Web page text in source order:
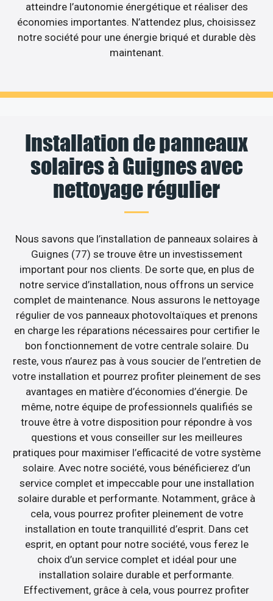
atteindre l’autonomie énergétique et réaliser des
économies importantes. N’attendez plus, choisissez
notre société pour une énergie briqué et durable dès
maintenant.
Installation de panneaux
solaires à Guignes avec
nettoyage régulier
Nous savons que l’installation de panneaux solaires à
Guignes (77) se trouve être un investissement
important pour nos clients. De sorte que, en plus de
notre service d’installation, nous offrons un service
complet de maintenance. Nous assurons le nettoyage
régulier de vos panneaux photovoltaïques et prenons
en charge les réparations nécessaires pour certifier le
bon fonctionnement de votre centrale solaire. Du
reste, vous n’aurez pas à vous soucier de l’entretien de
votre installation et pourrez profiter pleinement de ses
avantages en matière d’économies d’énergie. De
même, notre équipe de professionnels qualifiés se
trouve être à votre disposition pour répondre à vos
questions et vous conseiller sur les meilleures
pratiques pour maximiser l’efficacité de votre système
solaire. Avec notre société, vous bénéficierez d’un
service complet et impeccable pour une installation
solaire durable et performante. Notamment, grâce à
cela, vous pourrez profiter pleinement de votre
installation en toute tranquillité d’esprit. Dans cet
esprit, en optant pour notre société, vous ferez le
choix d’un service complet et idéal pour une
installation solaire durable et performante.
Effectivement, grâce à cela, vous pourrez profiter